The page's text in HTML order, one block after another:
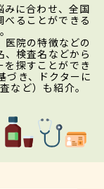
みに合わせ、全国
ることができる
医院の特徴などの
検査名などから
を探すことができ
づき、ドクターに
など）も紹介。